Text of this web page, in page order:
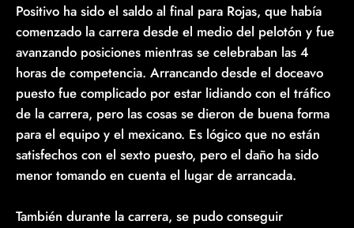
Positivo ha sido el saldo al final para Rojas, que había
comenzado la carrera desde el medio del pelotón y fue
avanzando posiciones mientras se celebraban las 4
horas de competencia. Arrancando desde el doceavo
puesto fue complicado por estar lidiando con el tráfico
de la carrera, pero las cosas se dieron de buena forma
para el equipo y el mexicano. Es lógico que no están
satisfechos con el sexto puesto, pero el daño ha sido
menor tomando en cuenta el lugar de arrancada.
También durante la carrera, se pudo conseguir